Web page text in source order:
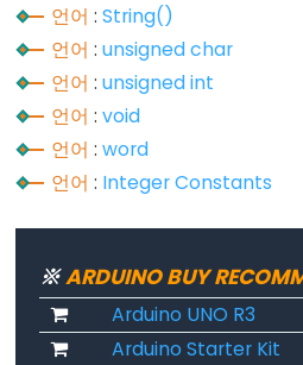
unsigned
char
unsigned
int
unsigned
word
언어 :String()
언어 :unsigned char
언어 :unsigned int
언어 :void
언어 :word
언어 : Integer Constants
※ARDUINO BUY
Arduino UNO R3
Arduino Starter Kit